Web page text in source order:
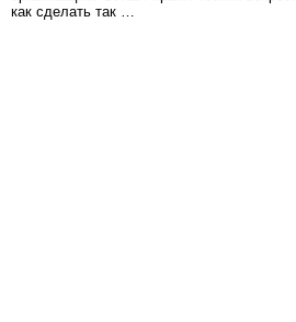
как сделать так …